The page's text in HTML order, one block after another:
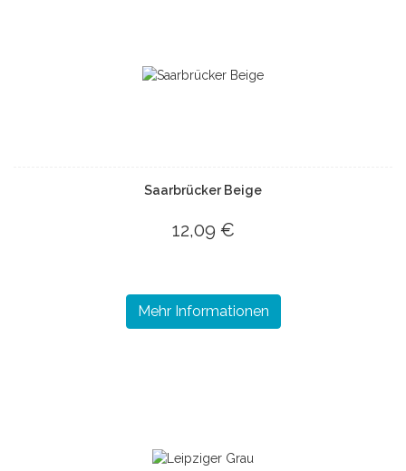
Saarbrücker Beige
12,09 €
Mehr Informationen